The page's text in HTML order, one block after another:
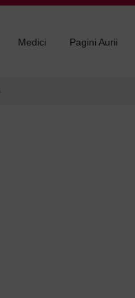
Medici Pagini Aurii